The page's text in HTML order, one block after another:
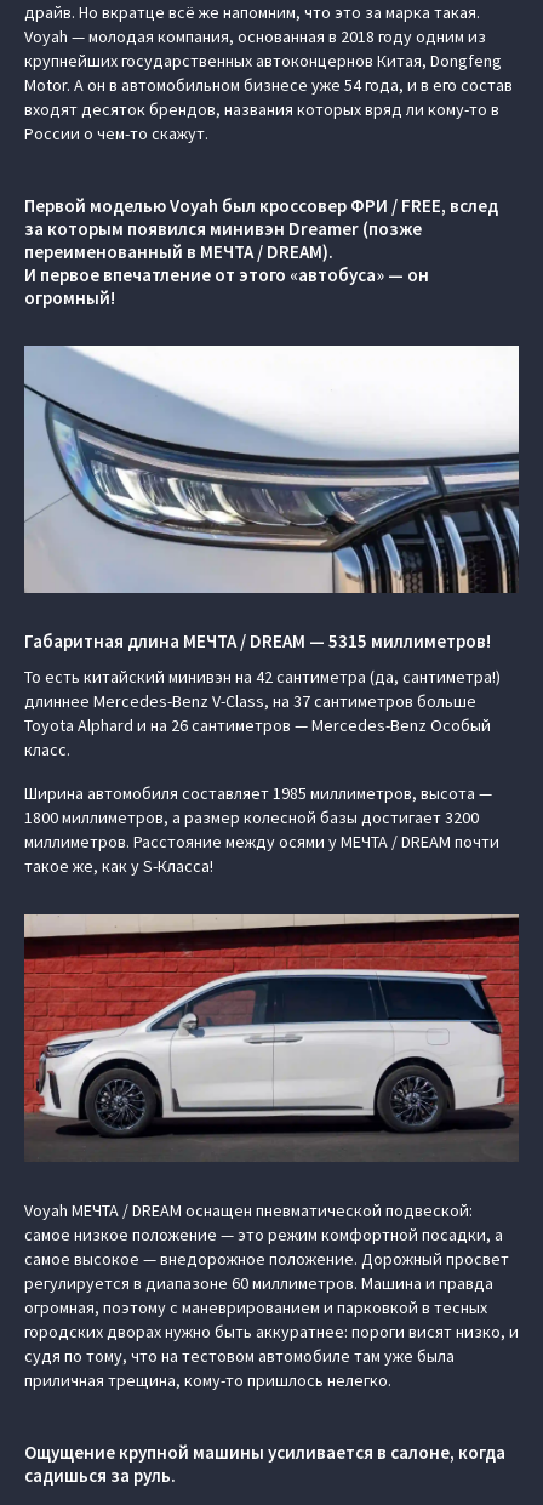
драйв. Но вкратце всё же напомним, что это за марка такая.
Voyah — молодая компания, основанная в 2018 году одним из
крупнейших государственных автоконцернов Китая, Dongfeng
Motor. А он в автомобильном бизнесе уже 54 года, и в его состав
входят десяток брендов, названия которых вряд ли кому-то в
России о чем-то скажут.
Первой моделью Voyah был кроссовер ФРИ / FREE, вслед
за которым появился минивэн Dreamer (позже
переименованный в МЕЧТА / DREAM).
И первое впечатление от этого «автобуса» — он
огромный!
Габаритная длина МЕЧТА / DREAM — 5315 миллиметров!
То есть китайский минивэн на 42 сантиметра (да, сантиметра!)
длиннее Mercedes-Benz V-Class, на 37 сантиметров больше
Toyota Alphard и на 26 сантиметров — Mercedes-Benz Особый
класс.
Ширина автомобиля составляет 1985 миллиметров, высота —
1800 миллиметров, а размер колесной базы достигает 3200
миллиметров. Расстояние между осями у МЕЧТА / DREAM почти
такое же, как у S-Класса!
Voyah МЕЧТА / DREAM оснащен пневматической подвеской:
самое низкое положение — это режим комфортной посадки, а
самое высокое — внедорожное положение. Дорожный просвет
регулируется в диапазоне 60 миллиметров. Машина и правда
огромная, поэтому с маневрированием и парковкой в тесных
городских дворах нужно быть аккуратнее: пороги висят низко, и
судя по тому, что на тестовом автомобиле там уже была
приличная трещина, кому-то пришлось нелегко.
Ощущение крупной машины усиливается в салоне, когда
садишься за руль.